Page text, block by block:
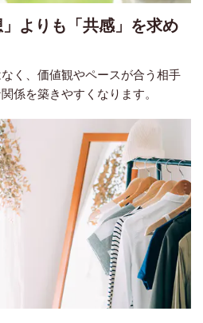
よりも「共感」を求め
く、価値観やペースが合う相手
係を築きやすくなります。